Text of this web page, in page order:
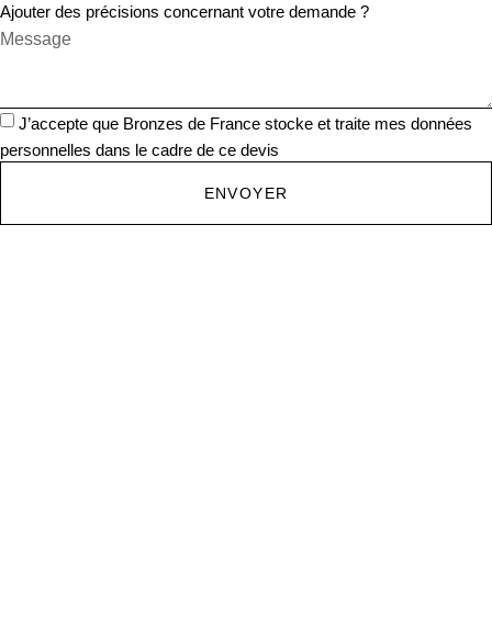
Ajouter des précisions concernant votre demande ?
J’accepte que Bronzes de France stocke et traite mes données
personnelles dans le cadre de ce devis
ENVOYER